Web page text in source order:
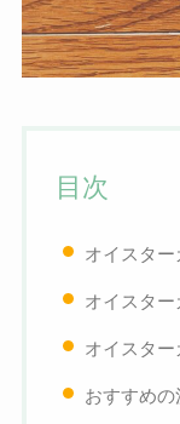
目次
オイスター
オイスター
オイスター
おすすめの